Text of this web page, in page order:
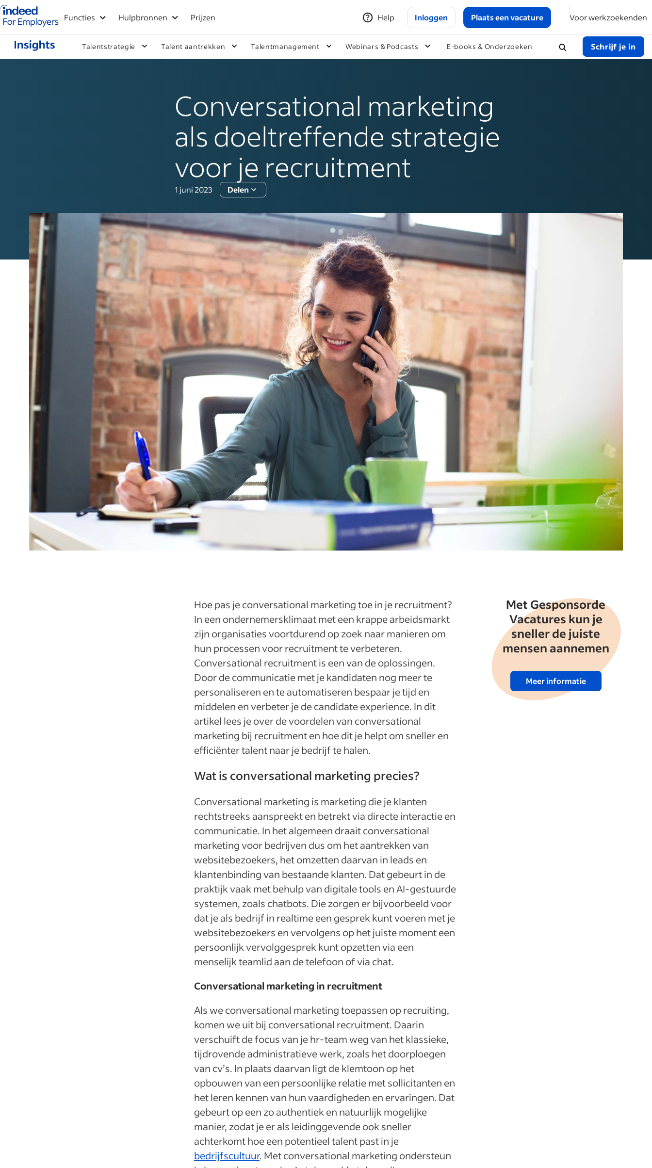
Startpagina van Indeed - Voor werkgevers
Functies Hulpbronnen Prijzen Help Inloggen Plaats een vacature Voor werkzoekenden
Talentstrategie Talent aantrekken Talentmanagement Webinars & Podcasts E-books & Onderzoeken Schrijf je in
Conversational marketing
als doeltreffende strategie
voor je recruitment
1 juni 2023 Delen
Hoe pas je conversational marketing toe in je recruitment?
In een ondernemersklimaat met een krappe arbeidsmarkt
zijn organisaties voortdurend op zoek naar manieren om
hun processen voor recruitment te verbeteren.
Conversational recruitment is een van de oplossingen.
Door de communicatie met je kandidaten nog meer te
personaliseren en te automatiseren bespaar je tijd en
middelen en verbeter je de candidate experience. In dit
artikel lees je over de voordelen van conversational
marketing bij recruitment en hoe dit je helpt om sneller en
efficiënter talent naar je bedrijf te halen.
Wat is conversational marketing precies?
Conversational marketing is marketing die je klanten
rechtstreeks aanspreekt en betrekt via directe interactie en
communicatie. In het algemeen draait conversational
marketing voor bedrijven dus om het aantrekken van
websitebezoekers, het omzetten daarvan in leads en
klantenbinding van bestaande klanten. Dat gebeurt in de
praktijk vaak met behulp van digitale tools en AI-gestuurde
systemen, zoals chatbots. Die zorgen er bijvoorbeeld voor
dat je als bedrijf in realtime een gesprek kunt voeren met je
websitebezoekers en vervolgens op het juiste moment een
persoonlijk vervolggesprek kunt opzetten via een
menselijk teamlid aan de telefoon of via chat.
Conversational marketing in recruitment
Als we conversational marketing toepassen op recruiting,
komen we uit bij conversational recruitment. Daarin
verschuift de focus van je hr-team weg van het klassieke,
tijdrovende administratieve werk, zoals het doorploegen
van cv’s. In plaats daarvan ligt de klemtoon op het
opbouwen van een persoonlijke relatie met sollicitanten en
het leren kennen van hun vaardigheden en ervaringen. Dat
gebeurt op een zo authentiek en natuurlijk mogelijke
manier, zodat je er als leidinggevende ook sneller
achterkomt hoe een potentieel talent past in je
bedrijfscultuur. Met conversational marketing ondersteun
Met Gesponsorde
Vacatures kun je
sneller de juiste
mensen aannemen
Meer informatie